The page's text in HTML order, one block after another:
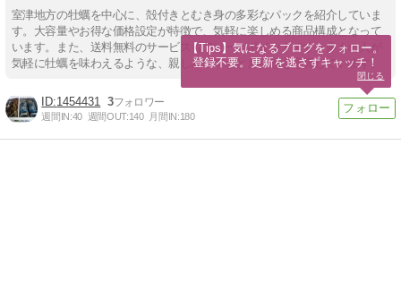
室津地方の牡蠣を中心に、殻付きとむき身の多彩なパックを紹介していま
す。大容量やお得な価格設定が特徴で、気軽に楽しめる商品構成となって
います。また、送料無料のサービスもアピールポイントです。多くの人が
気軽に牡蠣を味わえるような、親しみやすさとお得感を意識しています。
1454431 3
週間IN:40 週間OUT:140 月間IN:180
【Tips】気になるブログをフォロー。
登録不要。更新を逃さずキャッチ！
閉じる